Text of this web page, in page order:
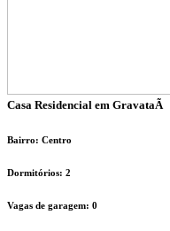
Casa Residencial em GravataÃ­
Bairro: Centro
Dormitórios: 2
Vagas de garagem: 0